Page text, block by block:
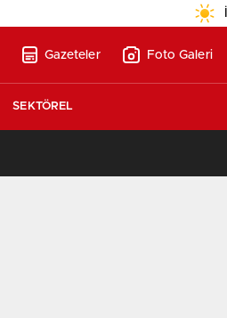
Gazeteler Foto Galeri
SEKTÖREL